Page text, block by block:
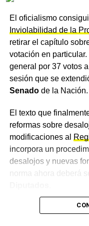
MANUEL ADORNI
POLÍTICA ARGENTINA
SENADO ARGENTINA
ACTUALIDAD
Cuánto gastó
mientras fue
investigadores de
Citaron a
lavado de dinero:
ante el juez
En materia de
que la declaración
interpretarse de
fundamentada, fija
indemnización por
transferencia
el pago previo de la
establece un límite
temporales,
La iniciativa también
regularización
regularización a
pacífica y continua
El oficialismo
Inviolabilidad de la
retirar el capítulo
votación en
general por 37 votos
sesión que se
Senadode la Nación.
El texto que
reformas sobre
modificaciones al
incorpora un
desalojos y nuevas
El capítulo